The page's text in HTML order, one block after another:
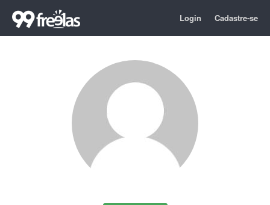
Login Cadastre-se